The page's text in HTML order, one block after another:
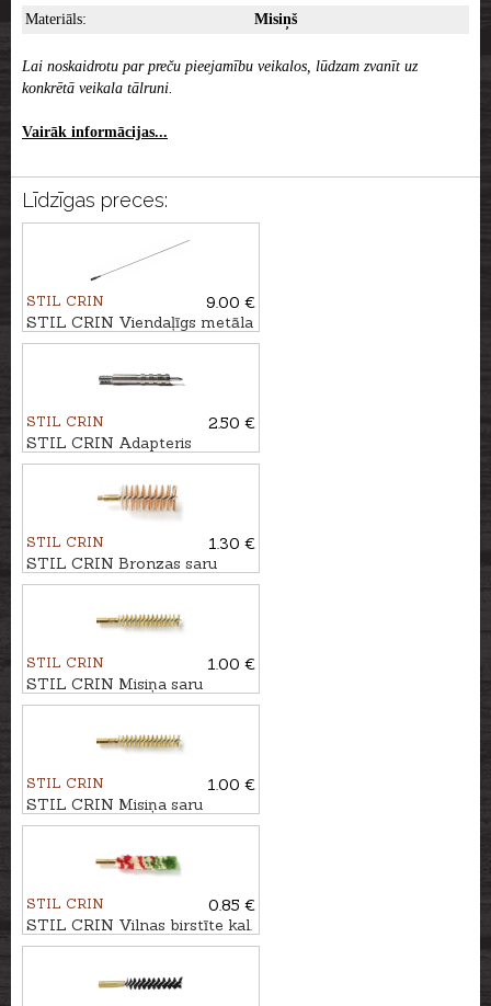
Materiāls:
Misiņš
Lai noskaidrotu par preču pieejamību veikalos, lūdzam zvanīt uz
konkrētā veikala tālruni.
Vairāk informācijas...
Līdzīgas preces:
STIL CRIN
9.00 €
STIL CRIN Viendaļīgs metāla
tīrāmais kāts karabīnei/bisei
STIL CRIN
2.50 €
STIL CRIN Adapteris
salvetēm kal. 6,5/7mm
STIL CRIN
1.30 €
STIL CRIN Bronzas saru
birstīte kal. .16/.20
STIL CRIN
1.00 €
STIL CRIN Misiņa saru
birstīte kal. 8mm
STIL CRIN
1.00 €
STIL CRIN Misiņa saru
birstīte kal. 9mm
STIL CRIN
0.85 €
STIL CRIN Vilnas birstīte kal.
7mm